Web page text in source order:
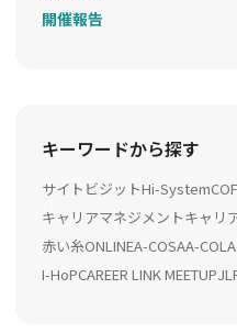
開催報告
キーワードから探す
サイトビジットHi-System
キャリアマネジメントキャリ
赤い糸ONLINEA-COSAA-COLA
I-HoPCAREER LINK MEETUP